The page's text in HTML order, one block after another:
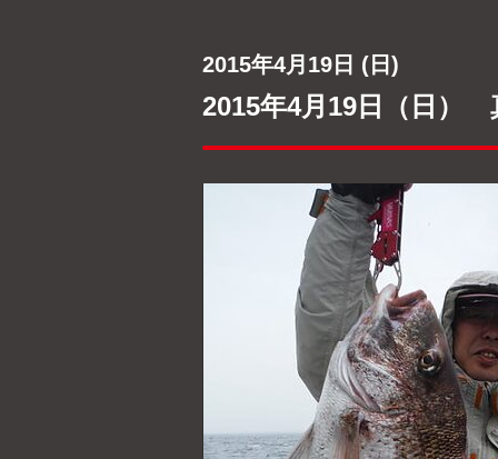
2015年4月19日 (日)
2015年4月19日（日）